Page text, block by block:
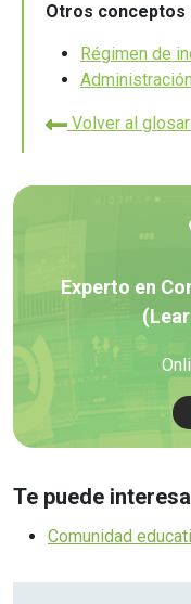
Otros conceptos
Régimen de
Volver al
Experto en
Te puede
Comunidad